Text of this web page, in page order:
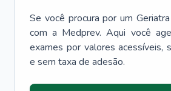
Se você procura por um Geriatra
com a Medprev. Aqui você
exames por valores acessíveis,
e sem taxa de adesão.